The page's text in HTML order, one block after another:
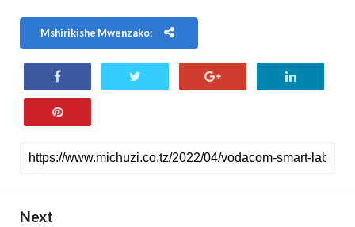
Mshirikishe Mwenzako:
Next